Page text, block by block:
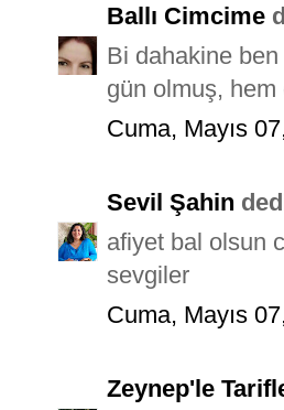
Ballı Cimcime
Bi dahakine
gün olmuş, hem
Cuma, Mayıs
Sevil Şahin
afiyet bal olsun
sevgiler
Cuma, Mayıs
Zeynep'le